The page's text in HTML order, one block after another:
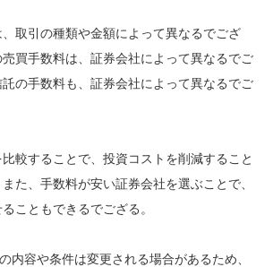
取引の種類や金額によって異なるでござ
買手数料は、証券会社によって異なるでご
の手数料も、証券会社によって異なるでご
較することで、投資コストを削減すること
た、手数料が安い証券会社を選ぶことで、
こともできるでござる。
内容や条件は変更される場合があるため、